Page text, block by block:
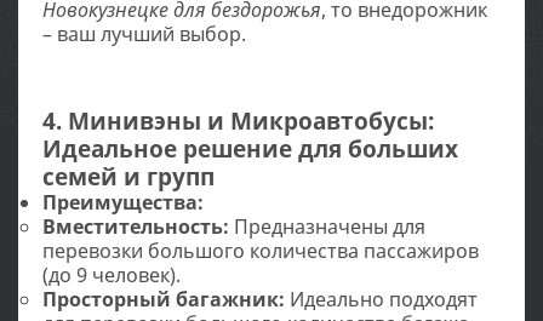
Новокузнецке для бездорожья, то внедорожник
– ваш лучший выбор.
4. Минивэны и Микроавтобусы:
Идеальное решение для больших
семей и групп
Преимущества:
Вместительность: Предназначены для
перевозки большого количества пассажиров
(до 9 человек).
Просторный багажник: Идеально подходят